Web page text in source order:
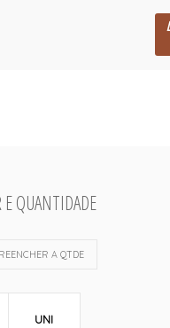
QUANTIDADE
A QTDE
UNI